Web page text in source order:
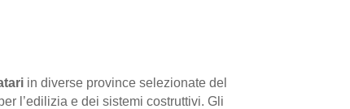
in diverse province selezionate del
l’edilizia e dei sistemi costruttivi. Gli